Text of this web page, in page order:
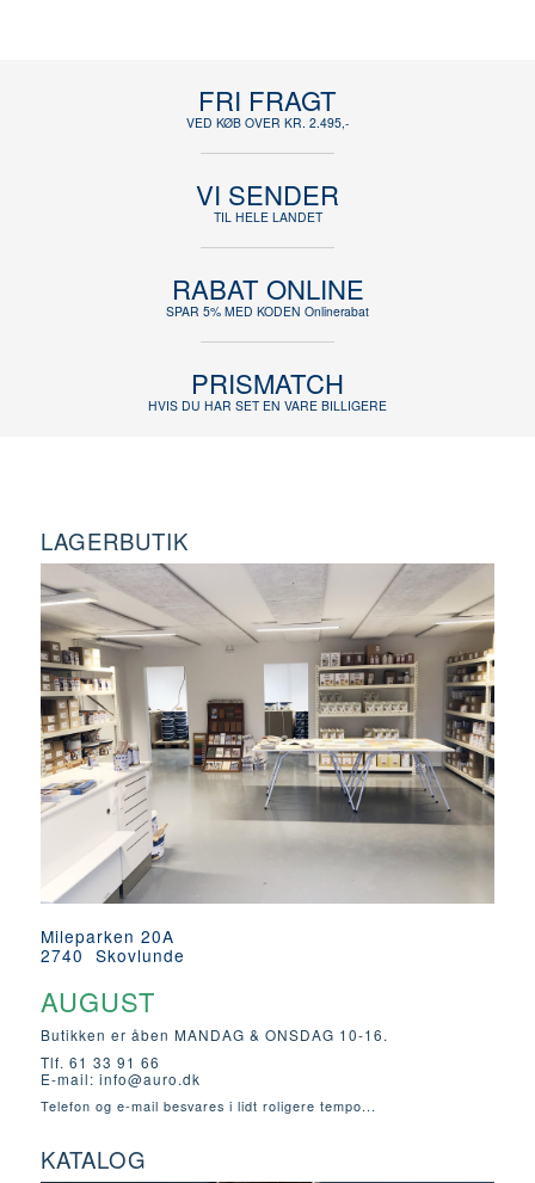
FRI FRAGT
VED KØB OVER KR. 2.495,-
VI SENDER
TIL HELE LANDET
RABAT ONLINE
SPAR 5% MED KODEN Onlinerabat
PRISMATCH
HVIS DU HAR SET EN VARE BILLIGERE
LAGERBUTIK
Mileparken 20A
2740 Skovlunde
AUGUST
Butikken er åben MANDAG & ONSDAG 10-16.
Tlf. 61 33 91 66
E-mail: info@auro.dk
Telefon og e-mail besvares i lidt roligere tempo...
KATALOG